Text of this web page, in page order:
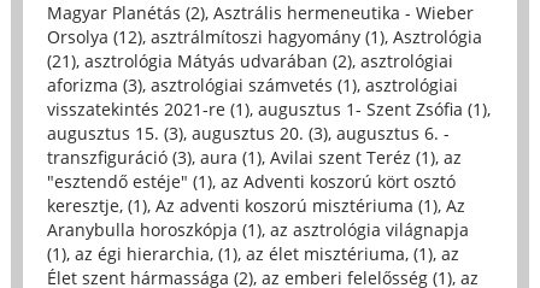
Magyar Planétás (2), Asztrális hermeneutika - Wieber
Orsolya (12), asztrálmítoszi hagyomány (1), Asztrológia
(21), asztrológia Mátyás udvarában (2), asztrológiai
aforizma (3), asztrológiai számvetés (1), asztrológiai
visszatekintés 2021-re (1), augusztus 1- Szent Zsófia (1),
augusztus 15. (3), augusztus 20. (3), augusztus 6. -
transzfiguráció (3), aura (1), Avilai szent Teréz (1), az
"esztendő estéje" (1), az Adventi koszorú kört osztó
keresztje, (1), Az adventi koszorú misztériuma (1), Az
Aranybulla horoszkópja (1), az asztrológia világnapja
(1), az égi hierarchia, (1), az élet misztériuma, (1), az
Élet szent hármassága (2), az emberi felelősség (1), az